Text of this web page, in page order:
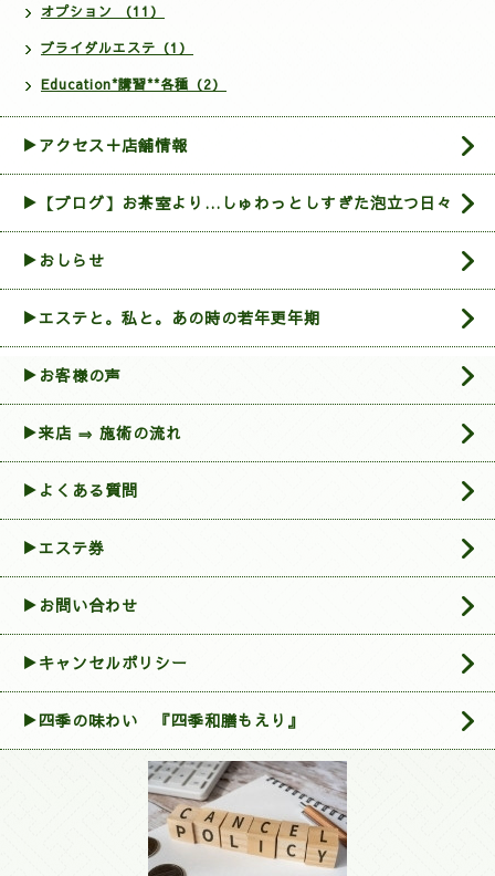
オプション （11）
ブライダルエステ（1）
Education*講習**各種（2）
▶アクセス＋店舗情報
▶【ブログ】お茶室より…しゅわっとしすぎた泡立つ日々
▶おしらせ
▶エステと。私と。あの時の若年更年期
▶お客様の声
▶来店 ⇒ 施術の流れ
▶よくある質問
▶エステ券
▶お問い合わせ
▶︎キャンセルポリシー
▶四季の味わい 『四季和膳もえり』